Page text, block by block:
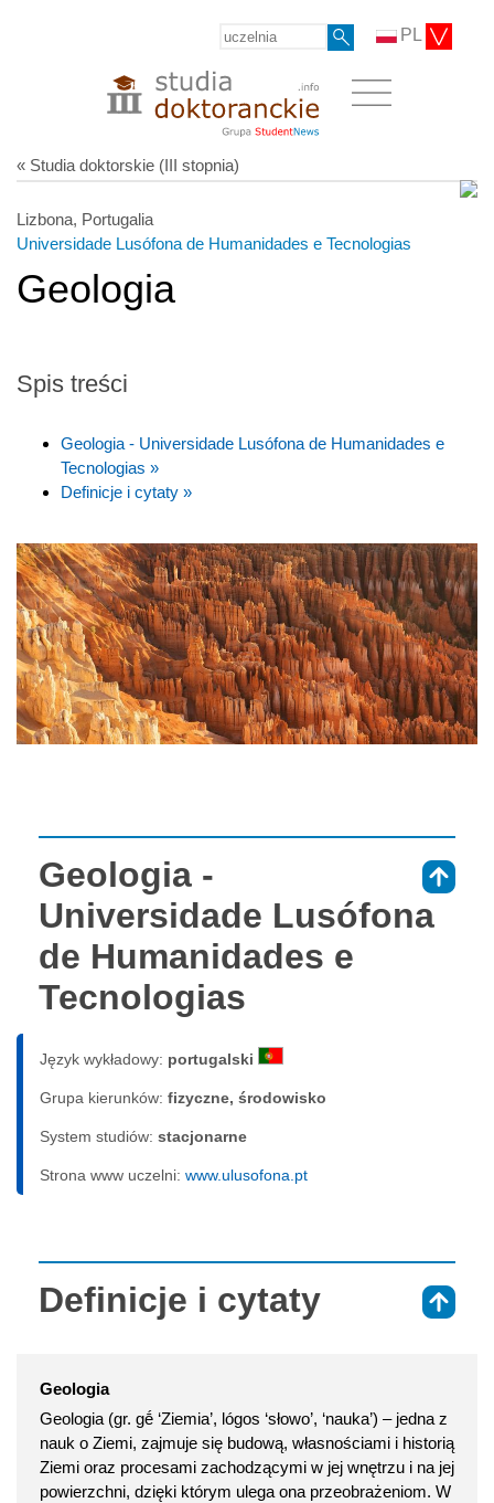
PL
« Studia doktorskie (III stopnia)
Lizbona, Portugalia
Universidade Lusófona de Humanidades e Tecnologias
Geologia
Spis treści
Geologia - Universidade Lusófona de Humanidades e
Tecnologias »
Definicje i cytaty »
Geologia -
Universidade Lusófona
de Humanidades e
Tecnologias
Język wykładowy: portugalski
Grupa kierunków: fizyczne, środowisko
System studiów: sta­cjo­nar­ne
Strona www uczelni: www.ulusofona.pt
Definicje i cytaty
Geologia
Geologia (gr. gḗ ‘Ziemia’, lógos ‘słowo’, ‘nauka’) – jedna z
nauk o Ziemi, zajmuje się budową, własnościami i historią
Ziemi oraz procesami zachodzącymi w jej wnętrzu i na jej
powierzchni, dzięki którym ulega ona przeobrażeniom. W